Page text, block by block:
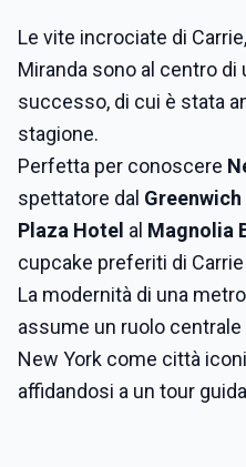
Le vite incrociate di
Miranda sono al centro di
successo, di cui è stata
stagione.
Perfetta per conoscere
spettatore dal
Plaza Hotel al Magnolia
cupcake preferiti di Carrie
La modernità di una
assume un ruolo
New York come città
affidandosi a un tour